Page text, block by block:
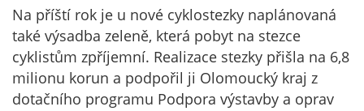
Na příští rok je u nové cyklostezky naplánovaná
také výsadba zeleně, která pobyt na stezce
cyklistům zpříjemní. Realizace stezky přišla na 6,8
milionu korun a podpořil ji Olomoucký kraj z
dotačního programu Podpora výstavby a oprav